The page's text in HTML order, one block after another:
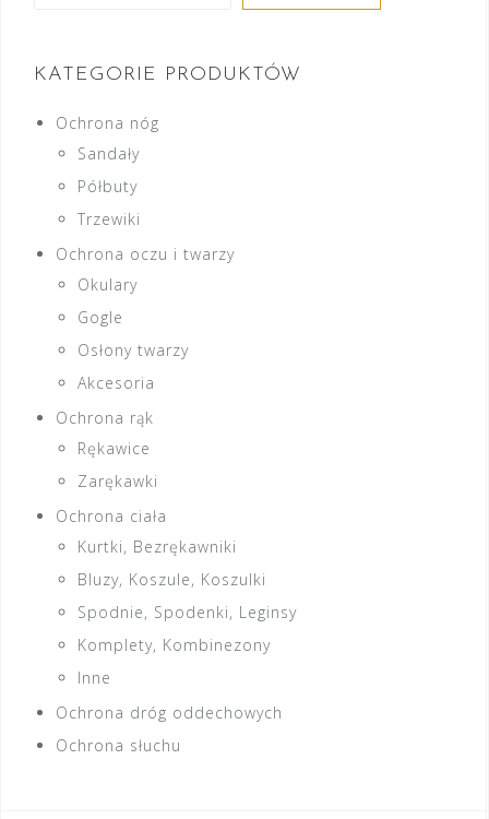
KATEGORIE PRODUKTÓW
Ochrona nóg
Sandały
Półbuty
Trzewiki
Ochrona oczu i twarzy
Okulary
Gogle
Osłony twarzy
Akcesoria
Ochrona rąk
Rękawice
Zarękawki
Ochrona ciała
Kurtki, Bezrękawniki
Bluzy, Koszule, Koszulki
Spodnie, Spodenki, Leginsy
Komplety, Kombinezony
Inne
Ochrona dróg oddechowych
Ochrona słuchu